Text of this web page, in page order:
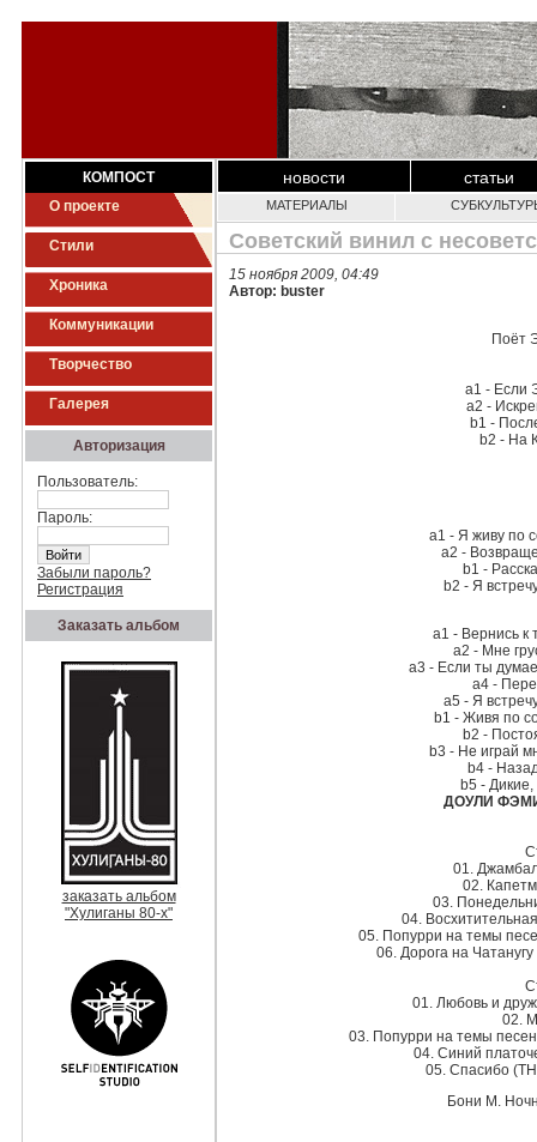
КОМПОСТ
О проекте
Стили
Хроника
Коммуникации
Творчество
Галерея
Авторизация
Пользователь:
Пароль:
Забыли пароль?
Регистрация
Заказать альбом
заказать альбом
"Хулиганы 80-х"
новости статьи
МАТЕРИАЛЫ
Советский винил с
15 ноября 2009, 04:49
Автор: buster
Поёт
a1 - Если
a2 -
b1 -
b2 - На
a1 - Я живу по
a2 -
b1 -
b2 - Я
a1 - Вернись к
a2 - Мне
a3 - Если ты
a4 -
a5 - Я
b1 - Живя по
b2 -
b3 - Не играй
b4 -
b5 -
ДОУЛИ
01.
02.
03.
04.
05. Попурри на темы
06. Дорога на
01. Любовь и
02.
03. Попурри на темы
04. Синий
05. Спасибо
Бони М.